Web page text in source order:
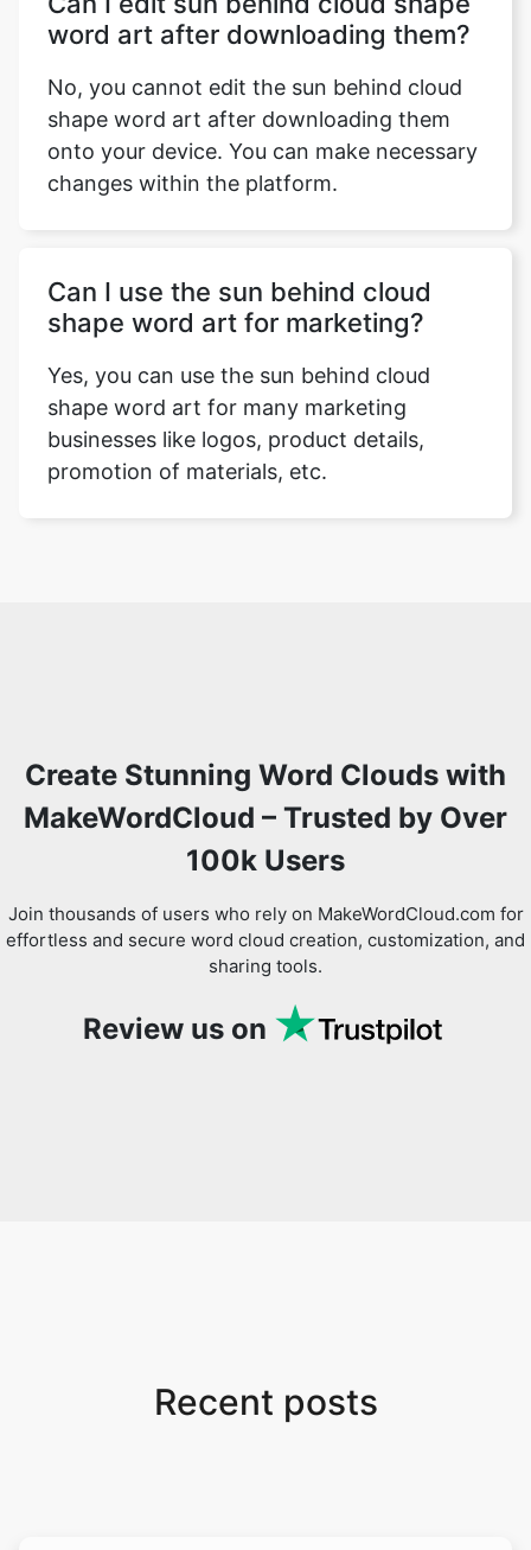
Copy Link
word art after downloading them?
No, you cannot edit the sun behind cloud
shape word art after downloading them
onto your device. You can make necessary
changes within the platform.
Can I use the sun behind cloud
shape word art for marketing?
Yes, you can use the sun behind cloud
shape word art for many marketing
businesses like logos, product details,
promotion of materials, etc.
Create Stunning Word Clouds with
MakeWordCloud – Trusted by Over
100k Users
Join thousands of users who rely on MakeWordCloud.com for
effortless and secure word cloud creation, customization, and
sharing tools.
Review us on
Recent posts